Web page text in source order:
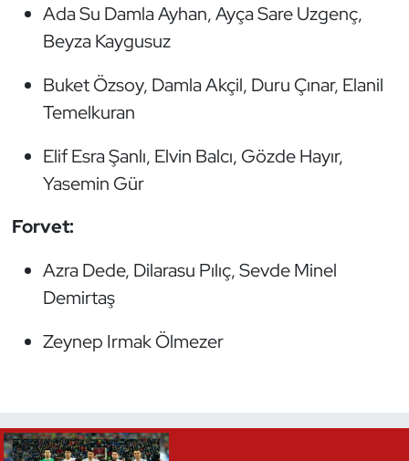
Ada Su Damla Ayhan, Ayça Sare Uzgenç,
Beyza Kaygusuz
Buket Özsoy, Damla Akçil, Duru Çınar, Elanil
Temelkuran
Elif Esra Şanlı, Elvin Balcı, Gözde Hayır,
Yasemin Gür
Forvet:
Azra Dede, Dilarasu Pılıç, Sevde Minel
Demirtaş
Zeynep Irmak Ölmezer